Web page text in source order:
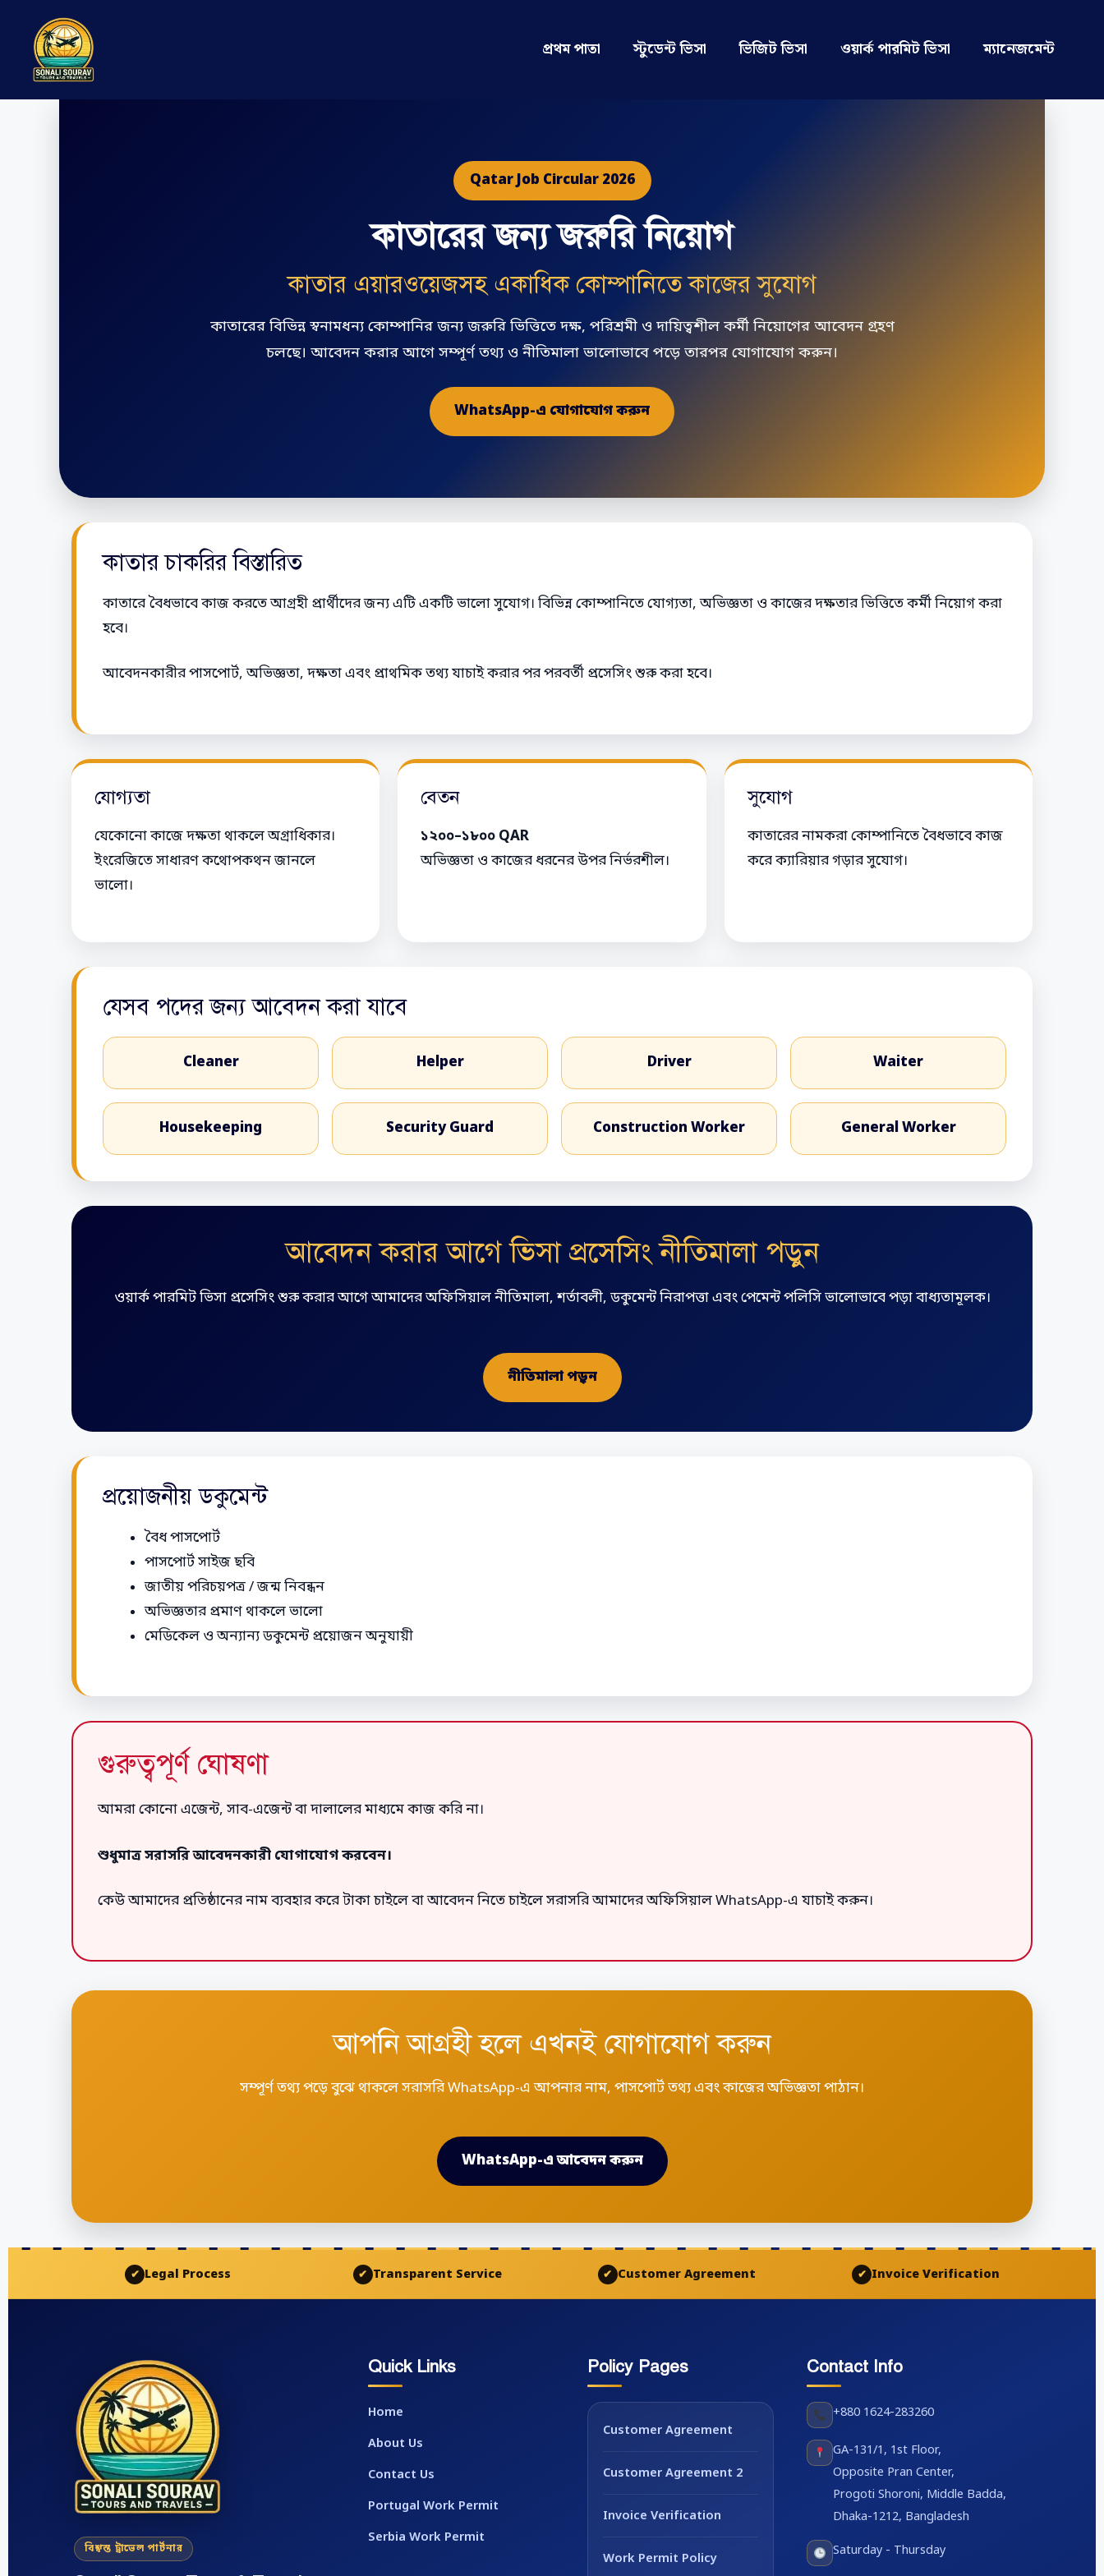
প্রথম পাতা স্টুডেন্ট ভিসা ভিজিট ভিসা ওয়ার্ক পারমিট ভিসা ম্যানেজমেন্ট
Qatar Job Circular 2026
কাতারের জন্য জরুরি নিয়োগ
কাতার এয়ারওয়েজসহ একাধিক কোম্পানিতে কাজের সুযোগ
কাতারের বিভিন্ন স্বনামধন্য কোম্পানির জন্য জরুরি ভিত্তিতে দক্ষ, পরিশ্রমী ও দায়িত্বশীল কর্মী নিয়োগের আবেদন গ্রহণ
চলছে। আবেদন করার আগে সম্পূর্ণ তথ্য ও নীতিমালা ভালোভাবে পড়ে তারপর যোগাযোগ করুন।
WhatsApp-এ যোগাযোগ করুন
কাতার চাকরির বিস্তারিত
কাতারে বৈধভাবে কাজ করতে আগ্রহী প্রার্থীদের জন্য এটি একটি ভালো সুযোগ। বিভিন্ন কোম্পানিতে যোগ্যতা, অভিজ্ঞতা ও কাজের দক্ষতার ভিত্তিতে কর্মী নিয়োগ করা
হবে।
আবেদনকারীর পাসপোর্ট, অভিজ্ঞতা, দক্ষতা এবং প্রাথমিক তথ্য যাচাই করার পর পরবর্তী প্রসেসিং শুরু করা হবে।
যোগ্যতা
যেকোনো কাজে দক্ষতা থাকলে অগ্রাধিকার।
ইংরেজিতে সাধারণ কথোপকথন জানলে
ভালো।
বেতন
১২০০–১৮০০ QAR
অভিজ্ঞতা ও কাজের ধরনের উপর নির্ভরশীল।
সুযোগ
কাতারের নামকরা কোম্পানিতে বৈধভাবে কাজ
করে ক্যারিয়ার গড়ার সুযোগ।
যেসব পদের জন্য আবেদন করা যাবে
Cleaner Helper Driver Waiter
Housekeeping Security Guard Construction Worker General Worker
আবেদন করার আগে ভিসা প্রসেসিং নীতিমালা পড়ুন
ওয়ার্ক পারমিট ভিসা প্রসেসিং শুরু করার আগে আমাদের অফিসিয়াল নীতিমালা, শর্তাবলী, ডকুমেন্ট নিরাপত্তা এবং পেমেন্ট পলিসি ভালোভাবে পড়া বাধ্যতামূলক।
নীতিমালা পড়ুন
প্রয়োজনীয় ডকুমেন্ট
বৈধ পাসপোর্ট
পাসপোর্ট সাইজ ছবি
জাতীয় পরিচয়পত্র / জন্ম নিবন্ধন
অভিজ্ঞতার প্রমাণ থাকলে ভালো
মেডিকেল ও অন্যান্য ডকুমেন্ট প্রয়োজন অনুযায়ী
গুরুত্বপূর্ণ ঘোষণা
আমরা কোনো এজেন্ট, সাব-এজেন্ট বা দালালের মাধ্যমে কাজ করি না।
শুধুমাত্র সরাসরি আবেদনকারী যোগাযোগ করবেন।
কেউ আমাদের প্রতিষ্ঠানের নাম ব্যবহার করে টাকা চাইলে বা আবেদন নিতে চাইলে সরাসরি আমাদের অফিসিয়াল WhatsApp-এ যাচাই করুন।
আপনি আগ্রহী হলে এখনই যোগাযোগ করুন
সম্পূর্ণ তথ্য পড়ে বুঝে থাকলে সরাসরি WhatsApp-এ আপনার নাম, পাসপোর্ট তথ্য এবং কাজের অভিজ্ঞতা পাঠান।
WhatsApp-এ আবেদন করুন
✔ Legal Process ✔ Transparent Service ✔ Customer Agreement ✔ Invoice Verification
বিশ্বস্ত ট্রাভেল পার্টনার
Quick Links
Home
About Us
Contact Us
Portugal Work Permit
Serbia Work Permit
Policy Pages
Customer Agreement
Customer Agreement 2
Invoice Verification
Work Permit Policy
Contact Info
+880 1624-283260
GA-131/1, 1st Floor,
Opposite Pran Center,
Progoti Shoroni, Middle Badda,
Dhaka-1212, Bangladesh
Saturday - Thursday